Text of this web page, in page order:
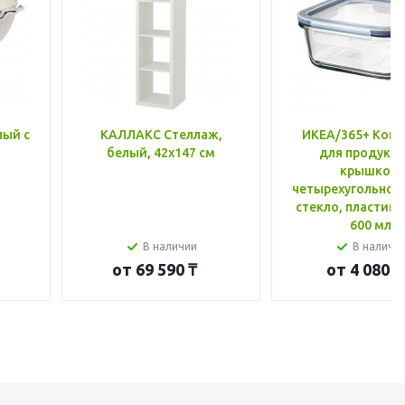
с
КАЛЛАКС Стеллаж,
белый, 42x147 см
В наличии
от 69 590 ₸
ИКЕА/365+
для
крышкой,
стекло, пластик
600 мл
В
от 4 080 ₸